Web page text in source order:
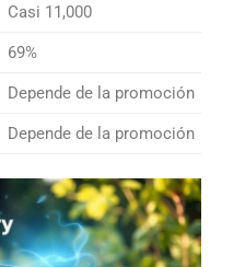
Casi 11,000
69%
Depende de la promoción
Depende de la promoción